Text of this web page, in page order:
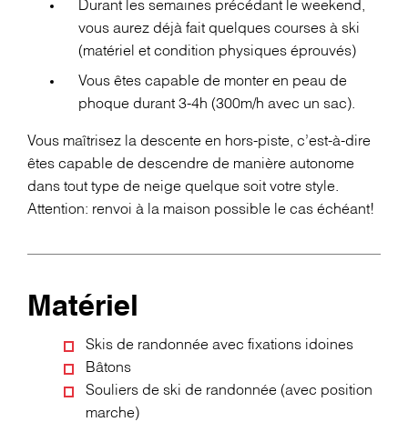
Durant les semaines précédant le weekend,
vous aurez déjà fait quelques courses à ski
(matériel et condition physiques éprouvés)
Vous êtes capable de monter en peau de
phoque durant 3-4h (300m/h avec un sac).
Vous maîtrisez la descente en hors-piste, c’est-à-dire
êtes capable de descendre de manière autonome
dans tout type de neige quelque soit votre style.
Attention: renvoi à la maison possible le cas échéant!
Matériel
Skis de randonnée avec fixations idoines
Bâtons
Souliers de ski de randonnée (avec position
marche)